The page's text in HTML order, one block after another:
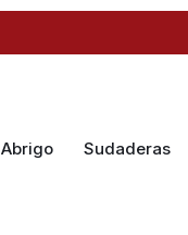
Abrigo Sudaderas